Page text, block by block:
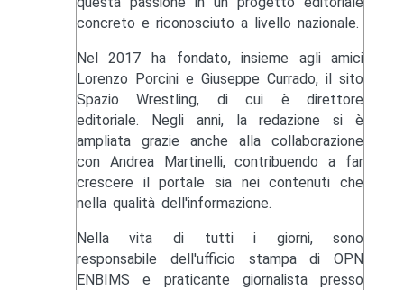
concreto e riconosciuto a livello nazionale.
Nel 2017 ha fondato, insieme agli amici
Lorenzo Porcini e Giuseppe Currado, il sito
Spazio Wrestling, di cui è direttore
editoriale. Negli anni, la redazione si è
ampliata grazie anche alla collaborazione
con Andrea Martinelli, contribuendo a far
crescere il portale sia nei contenuti che
nella qualità dell'informazione.
Nella vita di tutti i giorni, sono
responsabile dell'ufficio stampa di OPN
ENBIMS e praticante giornalista presso